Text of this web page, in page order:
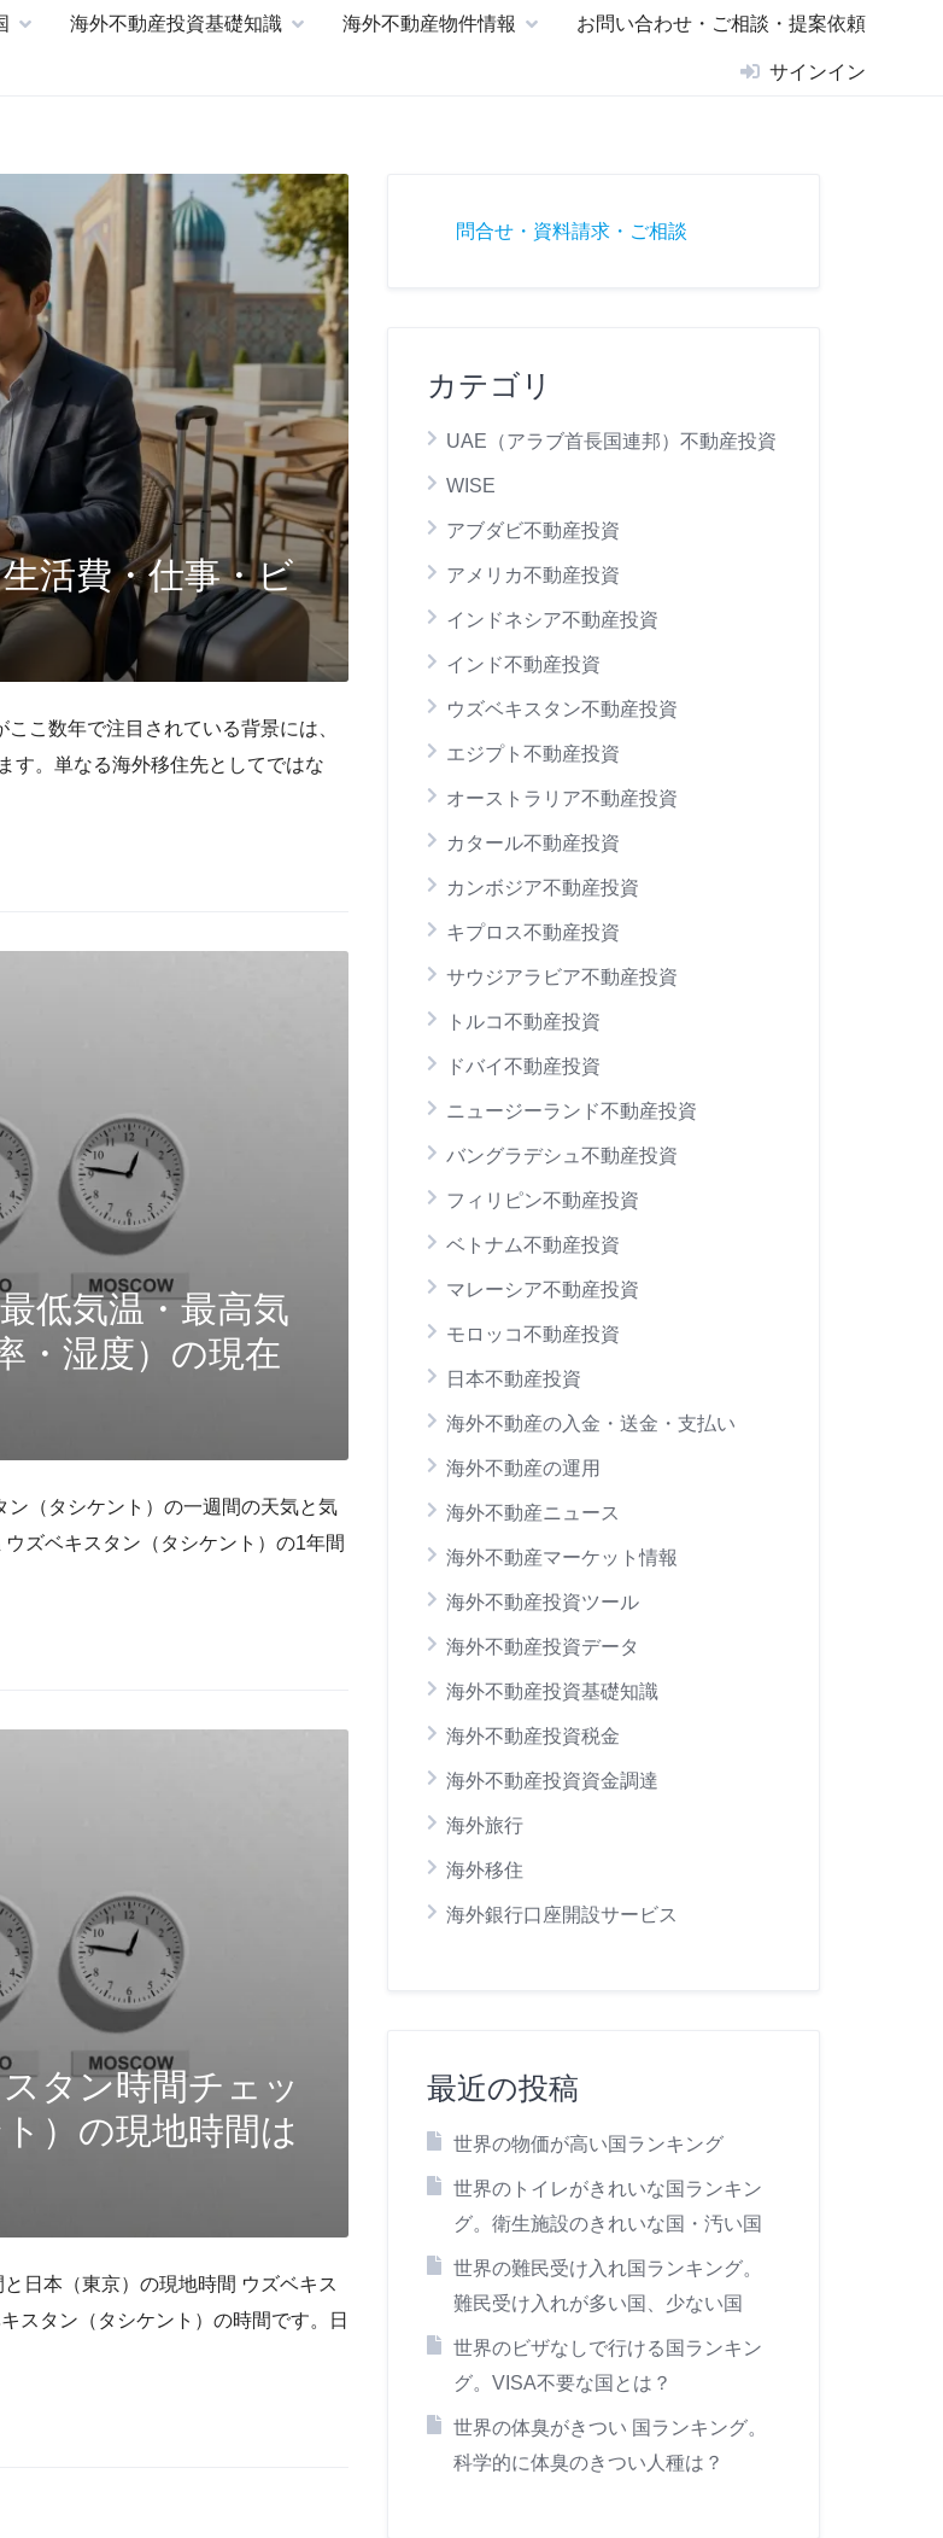
海外不動産投資基礎知識 海外不動産物件情報 お問い合わせ・ご相談・提案依頼
サインイン
活費・仕事・ビ
こ数年で注目されている背景には、
す。単なる海外移住先としてではな
低気温・最高気
・湿度）の現在
（タシケント）の一週間の天気と気
ズベキスタン（タシケント）の1年間
タン時間チェッ
）の現地時間は
日本（東京）の現地時間 ウズベキス
スタン（タシケント）の時間です。日
問合せ・資料請求・ご相談
カテゴリ
UAE（アラブ首長国連邦）不動産投資
WISE
アブダビ不動産投資
アメリカ不動産投資
インドネシア不動産投資
インド不動産投資
ウズベキスタン不動産投資
エジプト不動産投資
オーストラリア不動産投資
カタール不動産投資
カンボジア不動産投資
キプロス不動産投資
サウジアラビア不動産投資
トルコ不動産投資
ドバイ不動産投資
ニュージーランド不動産投資
バングラデシュ不動産投資
フィリピン不動産投資
ベトナム不動産投資
マレーシア不動産投資
モロッコ不動産投資
日本不動産投資
海外不動産の入金・送金・支払い
海外不動産の運用
海外不動産ニュース
海外不動産マーケット情報
海外不動産投資ツール
海外不動産投資データ
海外不動産投資基礎知識
海外不動産投資税金
海外不動産投資資金調達
海外旅行
海外移住
海外銀行口座開設サービス
最近の投稿
世界の物価が高い国ランキング
世界のトイレがきれいな国ランキン
グ。衛生施設のきれいな国・汚い国
世界の難民受け入れ国ランキング。
難民受け入れが多い国、少ない国
世界のビザなしで行ける国ランキン
グ。VISA不要な国とは？
世界の体臭がきつい 国ランキング。
科学的に体臭のきつい人種は？